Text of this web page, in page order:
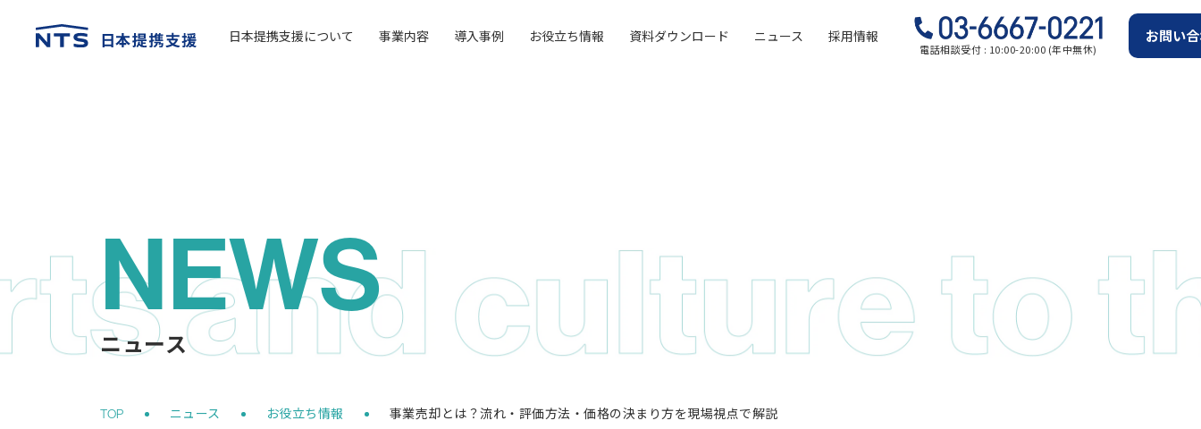
日本提携支援について 事業内容 導入事例 お役立ち情報 資料ダウンロード ニュース 採用情報
電話相談受付 : 10:00-20:00 (年中無休)
お問い
NEWS
ニュース